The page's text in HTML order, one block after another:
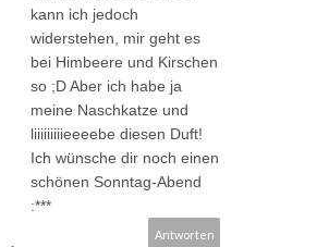
kann ich jedoch
widerstehen, mir geht es
bei Himbeere und Kirschen
so ;D Aber ich habe ja
meine Naschkatze und
liiiiiiiiieeeebe diesen Duft!
Ich wünsche dir noch einen
schönen Sonntag-Abend
:***
Antworten